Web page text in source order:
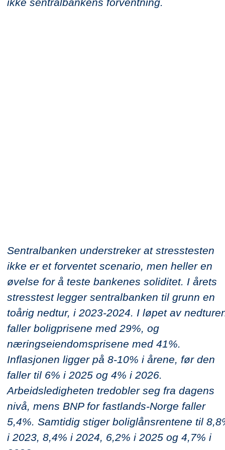
Sentralbanken understreker at stresstesten
ikke er et forventet scenario, men heller en
øvelse for å teste bankenes soliditet. I årets
stresstest legger sentralbanken til grunn en
toårig nedtur, i 2023-2024. I løpet av
faller boligprisene med 29%, og
næringseiendomsprisene med 41%.
Inflasjonen ligger på 8-10% i årene, før den
faller til 6% i 2025 og 4% i 2026.
Arbeidsledigheten tredobler seg fra dagens
nivå, mens BNP for fastlands-Norge faller
5,4%. Samtidig stiger boliglånsrentene til
i 2023, 8,4% i 2024, 6,2% i 2025 og 4,7% i